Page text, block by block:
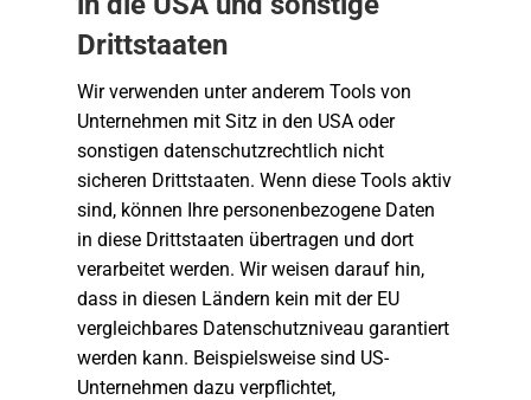
Drittstaaten
Wir verwenden unter anderem Tools von
Unternehmen mit Sitz in den USA oder
sonstigen datenschutzrechtlich nicht
sicheren Drittstaaten. Wenn diese Tools aktiv
sind, können Ihre personenbezogene Daten
in diese Drittstaaten übertragen und dort
verarbeitet werden. Wir weisen darauf hin,
dass in diesen Ländern kein mit der EU
vergleichbares Datenschutzniveau garantiert
werden kann. Beispielsweise sind US-
Unternehmen dazu verpflichtet,